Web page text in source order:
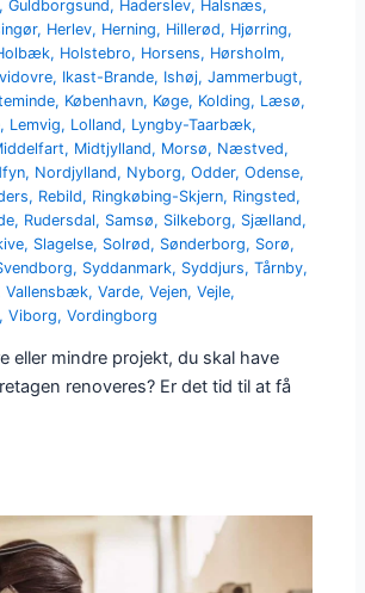
,Guldborgsund, Haderslev, Halsnæs,
, Herlev, Herning, Hillerød, Hjørring,
, Holstebro, Horsens, Hørsholm,
, Ikast-Brande, Ishøj,Jammerbugt,
, København, Køge, Kolding, Læsø,
, Lemvig, Lolland, Lyngby-Taarbæk,
, Midtjylland, Morsø, Næstved,
, Nordjylland, Nyborg,Odder,Odense,
, Rebild, Ringkøbing-Skjern, Ringsted,
, Rudersdal, Samsø, Silkeborg, Sjælland,
, Slagelse, Solrød, Sønderborg, Sorø,
, Syddanmark, Syddjurs,Tårnby,
Vallensbæk,Varde,Vejen,Vejle,
,Viborg,Vordingborg
eller mindre projekt, du skal have
renoveres? Er det tid til at få